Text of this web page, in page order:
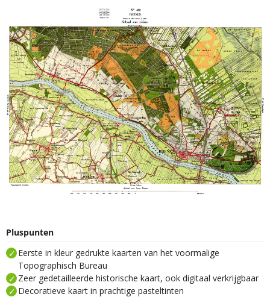
Pluspunten
Eerste in kleur gedrukte kaarten van het voormalige
Topographisch Bureau
Zeer gedetailleerde historische kaart, ook digitaal verkrijgbaar
Decoratieve kaart in prachtige pasteltinten